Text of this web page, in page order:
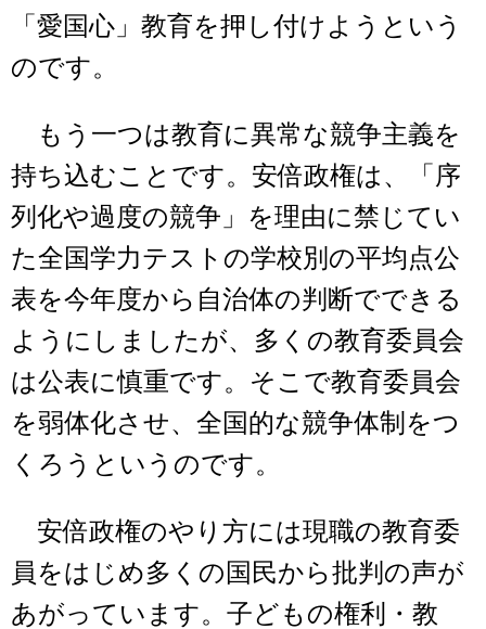
「愛国心」教育を押し付けようという
のです。
もう一つは教育に異常な競争主義を
持ち込むことです。安倍政権は、「序
列化や過度の競争」を理由に禁じてい
た全国学力テストの学校別の平均点公
表を今年度から自治体の判断でできる
ようにしましたが、多くの教育委員会
は公表に慎重です。そこで教育委員会
を弱体化させ、全国的な競争体制をつ
くろうというのです。
安倍政権のやり方には現職の教育委
員をはじめ多くの国民から批判の声が
あがっています。子どもの権利・教